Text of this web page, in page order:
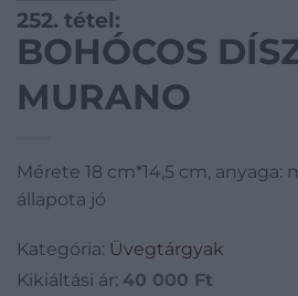
252. tétel:
BOHÓCOS
MURANO
Mérete 18 cm*14,5 cm, anyaga:
állapota jó
Kategória: Üvegtárgyak
Kikiáltási ár: 40 000 Ft